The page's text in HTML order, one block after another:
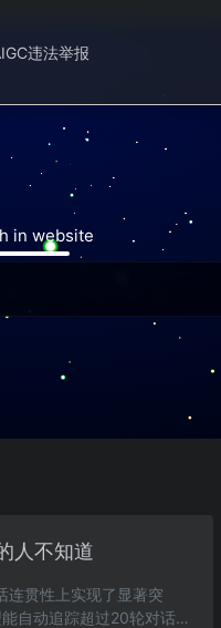
违法举报
in website
人不知道
连贯性上实现了显著突
自动追踪超过20轮对话